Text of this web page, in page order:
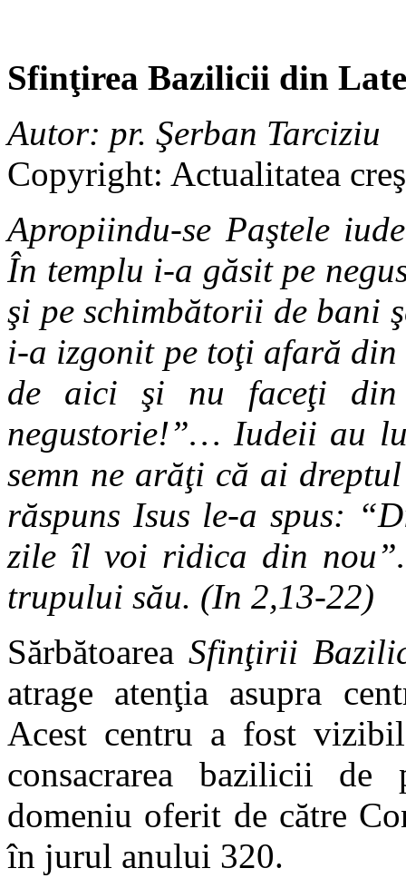
Sfinţirea Bazilicii din
Autor: pr. Şerban Tarciziu
Copyright: Actualitatea
Apropiindu-se Paştele
În templu i-a găsit pe
şi pe schimbătorii de bani
i-a izgonit pe toţi afară
de aici şi nu faceţi din
negustorie!”… Iudeii au
semn ne arăţi că ai
răspuns Isus le-a spus:
zile îl voi ridica din
trupului său. (In 2,13-22)
Sărbătoarea Sfinţirii
atrage atenţia asupra
Acest centru a fost
consacrarea bazilicii
domeniu oferit de către
în jurul anului 320.